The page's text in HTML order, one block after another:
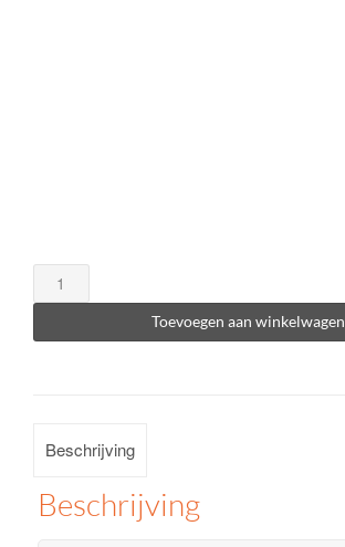
Rolgordijn
verduisterend
smartfit
Toevoegen aan winkelwagen
Beschrijving
Beschrijving